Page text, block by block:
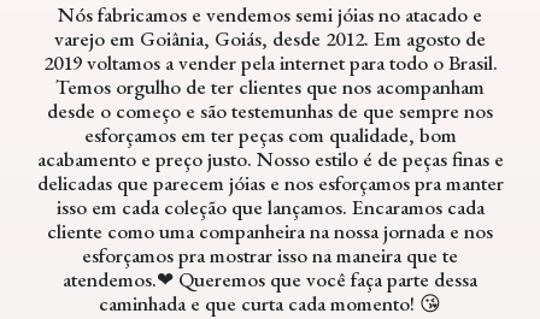
Nós fabricamos e vendemos semi jóias no atacado e
varejo em Goiânia, Goiás, desde 2012. Em agosto de
2019 voltamos a vender pela internet para todo o Brasil.
Temos orgulho de ter clientes que nos acompanham
desde o começo e são testemunhas de que sempre nos
esforçamos em ter peças com qualidade, bom
acabamento e preço justo. Nosso estilo é de peças finas e
delicadas que parecem jóias e nos esforçamos pra manter
isso em cada coleção que lançamos. Encaramos cada
cliente como uma companheira na nossa jornada e nos
esforçamos pra mostrar isso na maneira que te
atendemos.❤ Queremos que você faça parte dessa
caminhada e que curta cada momento! 😘